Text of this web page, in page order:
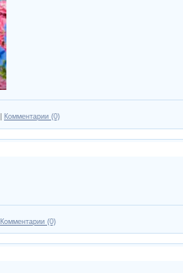
Комментарии (0)
Комментарии (0)